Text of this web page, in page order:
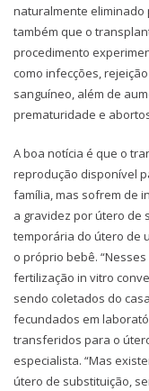
naturalmente eliminado
também que o
procedimento
como infecções,
sanguíneo, além de
prematuridade e
A boa notícia é que o
reprodução disponível
família, mas sofrem de
a gravidez por útero de
temporária do útero de
o próprio bebê.
fertilização in vitro
sendo coletados do
fecundados em
transferidos para o
especialista. “Mas
útero de substituição,